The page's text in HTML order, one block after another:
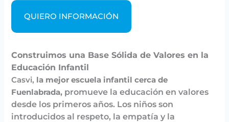
QUIERO INFORMACIÓN
Construimos una Base Sólida de Valores en la
Educación Infantil
Casvi, la mejor escuela infantil cerca de
Fuenlabrada, promueve la educación en valores
desde los primeros años. Los niños son
introducidos al respeto, la empatía y la